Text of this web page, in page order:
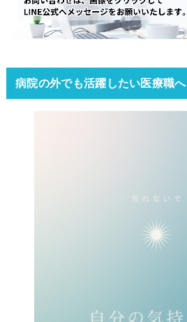
病院の外でも活躍したい医療職へ